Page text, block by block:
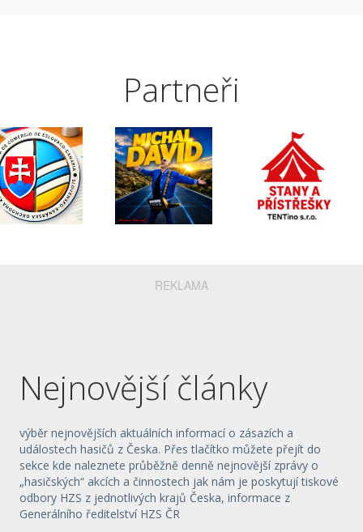
Partneři
REKLAMA
Nejnovější články
výběr nejnovějších aktuálních informací o zásazích a
událostech hasičů z Česka. Přes tlačítko můžete přejít do
sekce kde naleznete průběžně denně nejnovější zprávy o
„hasičských“ akcích a činnostech jak nám je poskytují tiskové
odbory HZS z jednotlivých krajů Česka, informace z
Generálního ředitelství HZS ČR